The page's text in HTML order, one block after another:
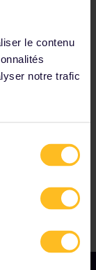
le contenu
notre trafic
retard de